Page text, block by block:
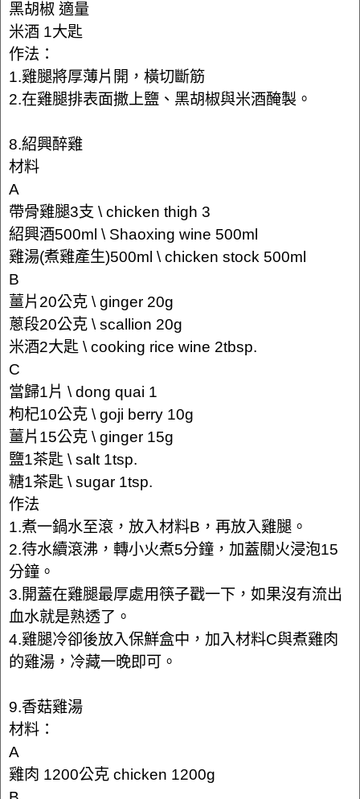
黑胡椒 適量
米酒 1大匙
作法：
1.雞腿將厚薄片開，橫切斷筋
2.在雞腿排表面撒上鹽、黑胡椒與米酒醃製。
8.紹興醉雞
材料
A
帶骨雞腿3支 \ chicken thigh 3
紹興酒500ml \ Shaoxing wine 500ml
雞湯(煮雞產生)500ml \ chicken stock 500ml
B
薑片20公克 \ ginger 20g
蔥段20公克 \ scallion 20g
米酒2大匙 \ cooking rice wine 2tbsp.
C
當歸1片 \ dong quai 1
枸杞10公克 \ goji berry 10g
薑片15公克 \ ginger 15g
鹽1茶匙 \ salt 1tsp.
糖1茶匙 \ sugar 1tsp.
作法
1.煮一鍋水至滾，放入材料B，再放入雞腿。
2.待水續滾沸，轉小火煮5分鐘，加蓋關火浸泡15
分鐘。
3.開蓋在雞腿最厚處用筷子戳一下，如果沒有流出
血水就是熟透了。
4.雞腿冷卻後放入保鮮盒中，加入材料C與煮雞肉
的雞湯，冷藏一晚即可。
9.香菇雞湯
材料：
A
雞肉 1200公克 chicken 1200g